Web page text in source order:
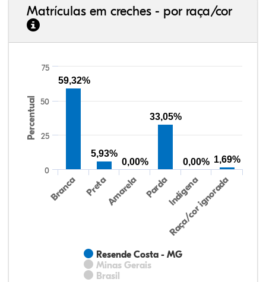
Matrículas em creches - por raça/cor
Percentual
Resende Costa - MG
Minas Gerais
Brasil
Branca PretaAmarela PardaIndígena
Raça/cor ignorada
0
25
50
75
59,32%
5,93%
0,00%
33,05%
0,00% 1,69%
32,57%
11,01%
0,59%
53,62%
0,23%
1,98%
33,06%
7,95%
0,46%
55,81%
1,22%
1,50%